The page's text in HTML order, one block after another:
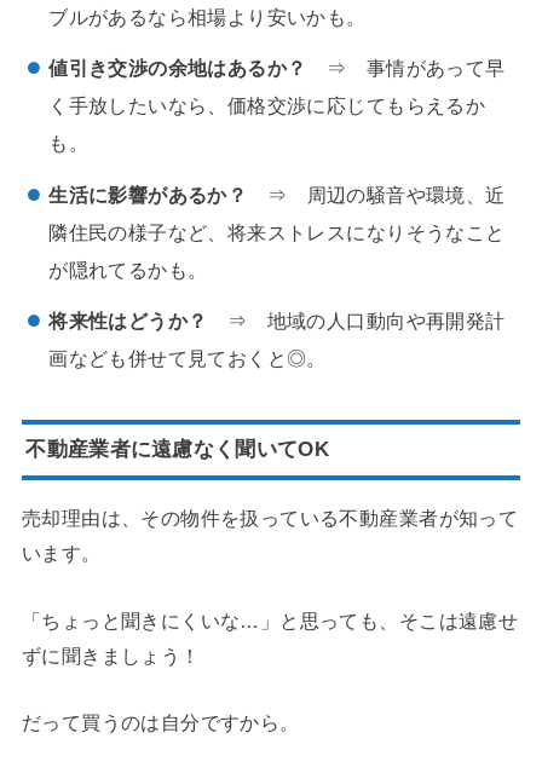
ブルがあるなら相場より安いかも。
値引き交渉の余地はあるか？
⇒ 事情があって早
く手放したいなら、価格交渉に応じてもらえるか
も。
生活に影響があるか？
⇒ 周辺の騒音や環境、近
隣住民の様子など、将来ストレスになりそうなこと
が隠れてるかも。
将来性はどうか？
⇒ 地域の人口動向や再開発計
画なども併せて見ておくと◎。
不動産業者に遠慮なく聞いてOK
売却理由は、その物件を扱っている不動産業者が知って
います。
「ちょっと聞きにくいな…」と思っても、そこは遠慮せ
ずに聞きましょう！
だって買うのは自分ですから。